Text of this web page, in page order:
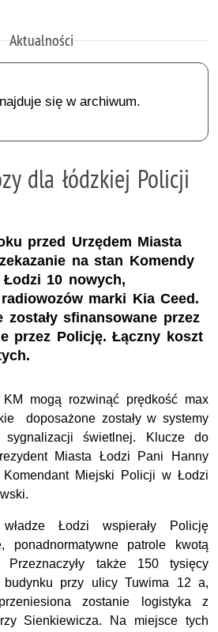
Aktualności
się w archiwum.
dla łódzkiej Policji
przed Urzędem Miasta
na stan Komendy
10 nowych,
marki Kia Ceed.
zostały sfinansowane przez
przez Policję. Łączny koszt
mogą rozwinąć prędkość max
doposażone zostały w systemy
sygnalizacji świetlnej. Klucze do
Miasta Łodzi Pani Hanny
Komendant Miejski Policji w Łodzi
Łodzi wspierały Policję
ponadnormatywne patrole kwotą
Przeznaczyły także 150 tysięcy
budynku przy ulicy Tuwima 12 a,
zostanie logistyka z
Sienkiewicza. Na miejsce tych